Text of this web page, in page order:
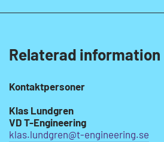
Relaterad information
Kontaktpersoner
Klas Lundgren
VD T-Engineering
klas.lundgren@t-engineering.se